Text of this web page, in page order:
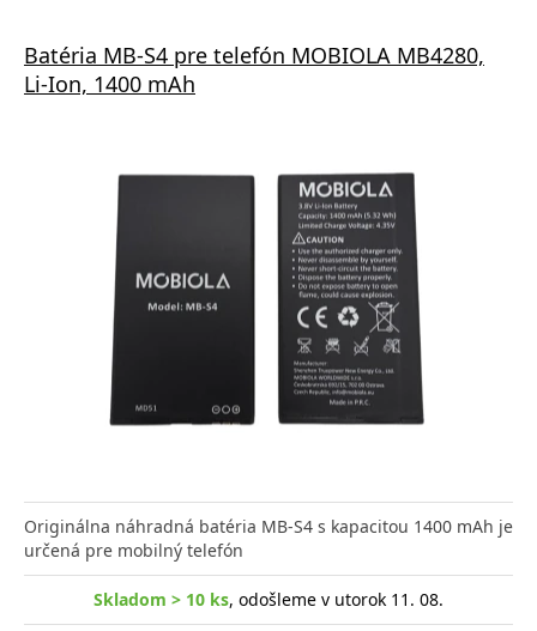
Batéria MB-S4 pre telefón MOBIOLA MB4280,
Li-Ion, 1400 mAh
Originálna náhradná batéria MB-S4 s kapacitou 1400 mAh je
určená pre mobilný telefón
Skladom > 10 ks, odošleme v utorok 11. 08.